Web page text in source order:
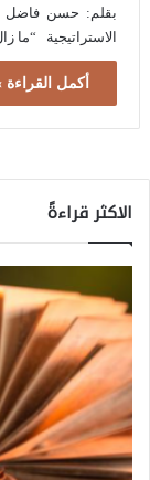
بقلم: حسن فاضل
الاستراتيجية “ما
أكمل القراءة
الاكثر قراءةً